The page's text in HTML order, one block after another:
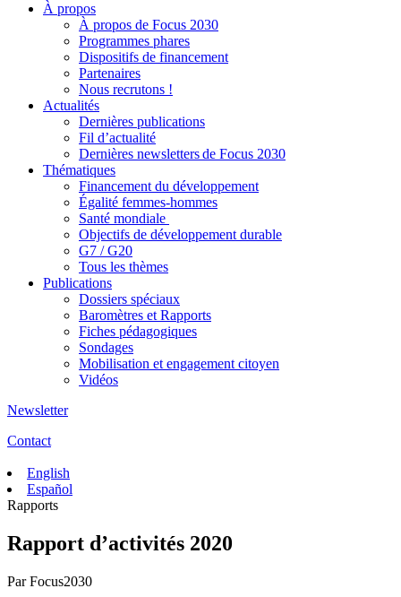
À propos
À propos de Focus 2030
Programmes phares
Dispositifs de financement
Partenaires
Nous recrutons !
Actualités
Dernières publications
Fil d’actualité
Dernières newsletters de Focus 2030
Thématiques
Financement du développement
Égalité femmes-hommes
Santé mondiale
Objectifs de développement durable
G7 / G20
Tous les thèmes
Publications
Dossiers spéciaux
Baromètres et Rapports
Fiches pédagogiques
Sondages
Mobilisation et engagement citoyen
Vidéos
Newsletter
Contact
English
Español
Rapports
Rapport d’activités 2020
ParFocus2030